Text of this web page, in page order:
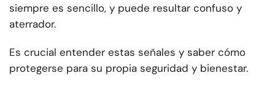
siempre es sencillo, y puede resultar confuso y
aterrador.
Es crucial entender estas señales y saber cómo
protegerse para su propia seguridad y bienestar.